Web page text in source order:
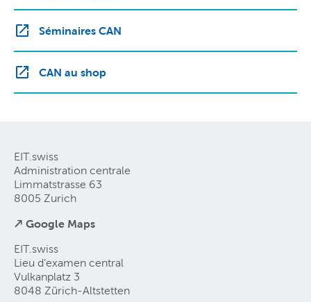
Séminaires CAN
CAN au shop
EIT.swiss
Administration centrale
Limmatstrasse 63
8005 Zurich
↗ Google Maps
EIT.swiss
Lieu d’examen central
Vulkanplatz 3
8048 Zürich-Altstetten